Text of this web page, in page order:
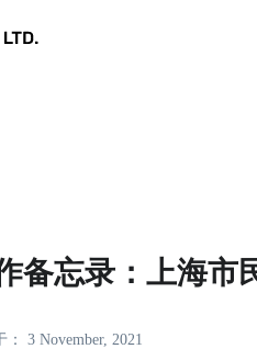
备忘录：上海市
： 3 November, 2021